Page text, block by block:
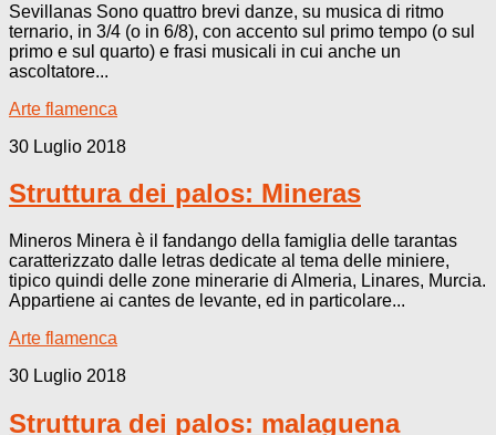
Sevillanas Sono quattro brevi danze, su musica di ritmo
ternario, in 3/4 (o in 6/8), con accento sul primo tempo (o sul
primo e sul quarto) e frasi musicali in cui anche un
ascoltatore...
Arte flamenca
30 Luglio 2018
Struttura dei palos: Mineras
Mineros Minera è il fandango della famiglia delle tarantas
caratterizzato dalle letras dedicate al tema delle miniere,
tipico quindi delle zone minerarie di Almeria, Linares, Murcia.
Appartiene ai cantes de levante, ed in particolare...
Arte flamenca
30 Luglio 2018
Struttura dei palos: malaguena